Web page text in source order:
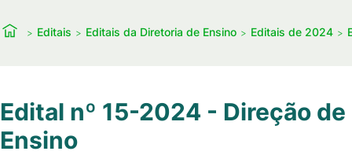
Editais Editais da Diretoria de Ensino Editais de 2024
Edital nº 15-2024 - Direção de
Ensino